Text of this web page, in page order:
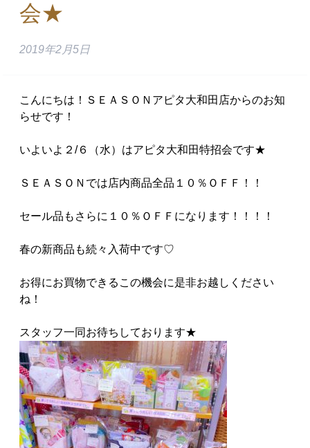
会★
2019年2月5日
こんにちは！ＳＥＡＳＯＮアピタ大和田店からのお知
らせです！
いよいよ２/６（水）はアピタ大和田特招会です★
ＳＥＡＳＯＮでは店内商品全品１０％ＯＦＦ！！
セール品もさらに１０％ＯＦＦになります！！！！
春の新商品も続々入荷中です♡
お得にお買物できるこの機会に是非お越しください
ね！
スタッフ一同お待ちしております★